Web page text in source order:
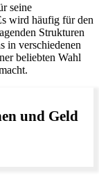
seine
wird häufig für den
Strukturen
in verschiedenen
beliebten Wahl
und Geld